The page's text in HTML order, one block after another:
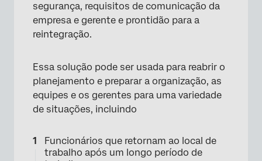
segurança, requisitos de comunicação da
empresa e gerente e prontidão para a
reintegração.
Essa solução pode ser usada para reabrir o
planejamento e preparar a organização, as
equipes e os gerentes para uma variedade
de situações, incluindo
Funcionários que retornam ao local de
trabalho após um longo período de